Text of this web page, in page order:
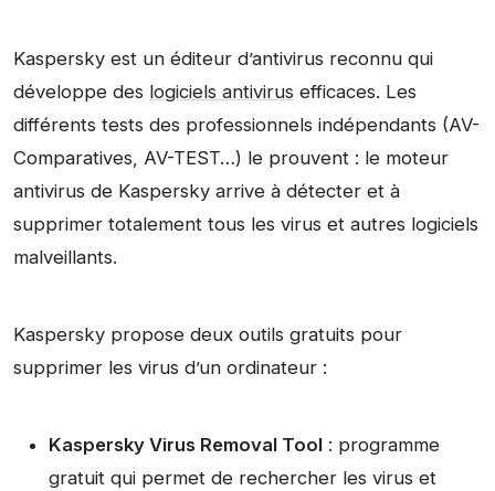
Kaspersky est un éditeur d’antivirus reconnu qui
développe des logiciels antivirus efficaces. Les
différents tests des professionnels indépendants (AV-
Comparatives, AV-TEST…) le prouvent : le moteur
antivirus de Kaspersky arrive à détecter et à
supprimer totalement tous les virus et autres logiciels
malveillants.
Kaspersky propose deux outils gratuits pour
supprimer les virus d’un ordinateur :
Kaspersky Virus Removal Tool : programme
gratuit qui permet de rechercher les virus et